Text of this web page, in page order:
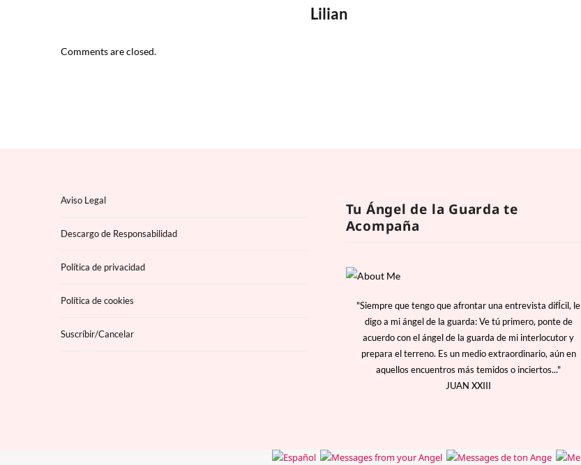
Lilian
Comments are closed.
Aviso Legal
Descargo de Responsabilidad
Política de privacidad
Política de cookies
Suscríbir/Cancelar
Tu Ángel de la Guarda te
Acompaña
"Siempre que tengo que afrontar una entrevista difÍcil, le
digo a mi ángel de la guarda: Ve tú primero, ponte de
acuerdo con el ángel de la guarda de mi interlocutor y
prepara el terreno. Es un medio extraordinario, aún en
aquellos encuentros más temidos o inciertos..."
JUAN XXIII